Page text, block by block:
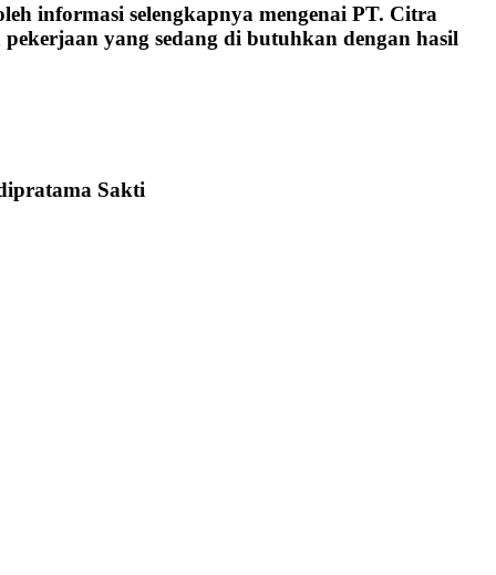
informasi selengkapnya mengenai PT. Citra
yang sedang di butuhkan dengan hasil
Sakti